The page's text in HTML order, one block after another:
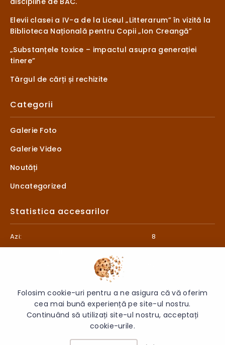
Elevii clasei a IV-a de la Liceul „Litterarum” în vizită la
Biblioteca Națională pentru Copii „Ion Creangă”
„Substanțele toxice – impactul asupra generației
tinere”
Târgul de cărți și rechizite
Categorii
Galerie Foto
Galerie Video
Noutăți
Uncategorized
Statistica accesarilor
Azi:
8
© 2026 Liceul „Litterarum” - Toate drepturile rezervate.
Folosim cookie-uri pentru a ne asigura că vă oferim
cea mai bună experiență pe site-ul nostru.
Continuând să utilizați site-ul nostru, acceptați
cookie-urile.